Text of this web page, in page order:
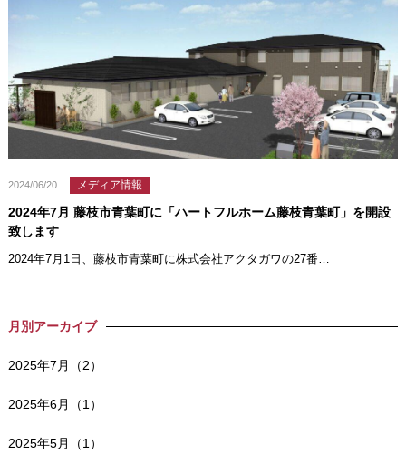
2024/06/20 メディア情報
2024年7月 藤枝市青葉町に「ハートフルホーム藤枝青葉町」を開設
致します
2024年7月1日、藤枝市青葉町に株式会社アクタガワの27番…
月別アーカイブ
2025年7月（2）
2025年6月（1）
2025年5月（1）